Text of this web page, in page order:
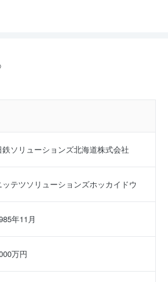
鉄ソリューションズ北海道株式会社
ッテツソリューションズホッカイドウ
年11月
万円